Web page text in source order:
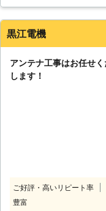
黒江電機
アンテナ工事はお任せ
します！
ご好評・高いリピート率
豊富